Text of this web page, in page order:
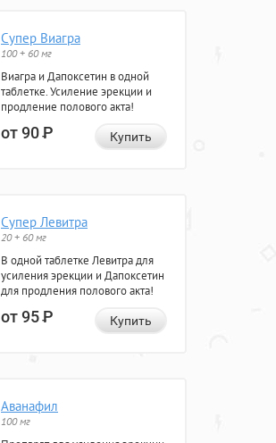
Супер Виагра
100 + 60 мг
Виагра и Дапоксетин в одной
таблетке. Усиление эрекции и
продление полового акта!
от 90Р Купить
Супер Левитра
20 + 60 мг
В одной таблетке Левитра для
усиления эрекции и Дапоксетин
для продления полового акта!
от 95Р Купить
Аванафил
100 мг